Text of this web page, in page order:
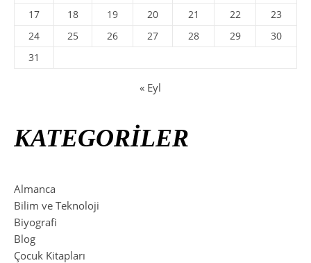
17
18 19 20 21 22
23
24
25 26 27 28 29
30
31
« Eyl
KATEGORİLER
Almanca
Bilim ve Teknoloji
Biyografi
Blog
Çocuk Kitapları